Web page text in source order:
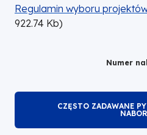
DOKUMENT
Regulamin wyboru
922.74 Kb)
Numer
CZĘSTO ZADAWANE